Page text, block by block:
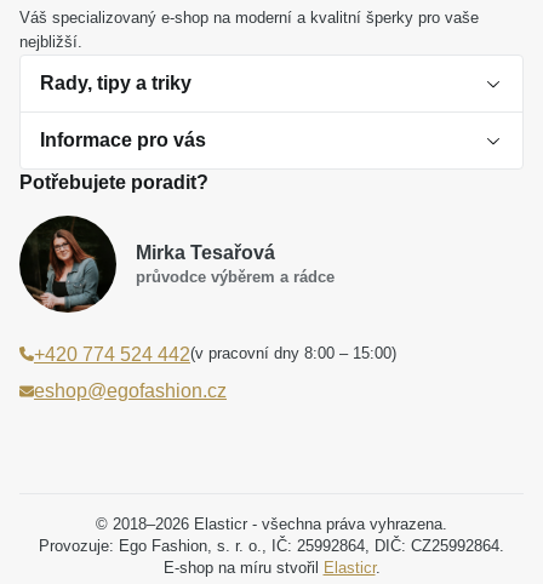
Váš specializovaný e-shop na moderní a kvalitní šperky pro vaše
nejbližší.
Rady, tipy a triky
O perlách
Jak vybrat perlový šperk
Dárková inspirace
Smaltované a korálkové šperky jako trend
Laboratorní diamanty jsou budoucnost
Jak správně pečovat o šperky
Informace pro vás
Obchodní podmínky
Reklamační řád
Poučení o právu na odstoupení od smlouvy
Podmínky slev a akčních nabídek
Projekt registrace ochranné známky
Potřebujete poradit?
Mirka Tesařová
průvodce výběrem a rádce
+420 774 524 442(v pracovní dny 8:00 – 15:00)
eshop@egofashion.cz
© 2018–2026 Elasticr - všechna práva vyhrazena.
Provozuje: Ego Fashion, s. r. o., IČ: 25992864, DIČ: CZ25992864.
E-shop na míru stvořil
Elasticr.